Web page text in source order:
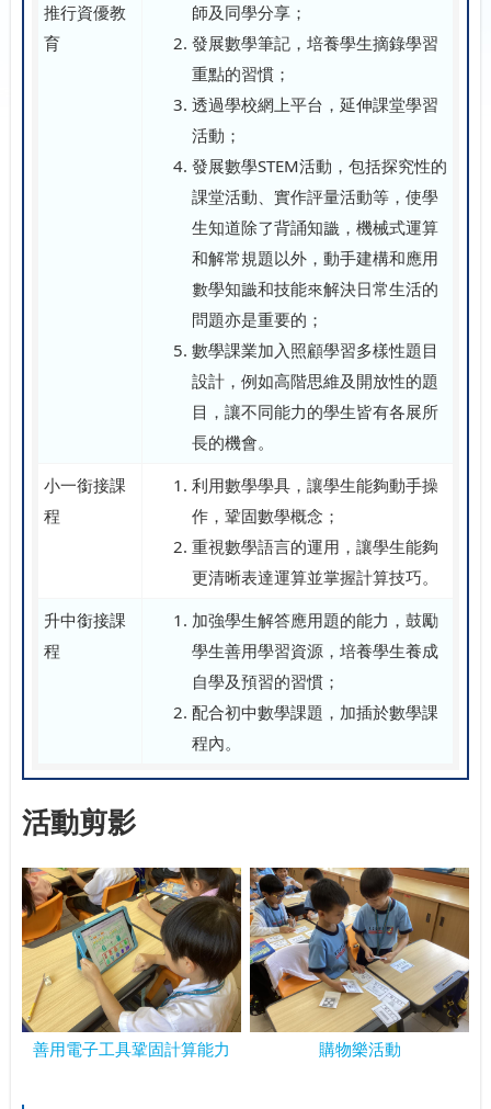
推行資優教
育
師及同學分享；
發展數學筆記，培養學生摘錄學習
重點的習慣；
透過學校網上平台，延伸課堂學習
活動；
發展數學STEM活動，包括探究性的
課堂活動、實作評量活動等，使學
生知道除了背誦知識，機械式運算
和解常規題以外，動手建構和應用
數學知識和技能來解決日常生活的
問題亦是重要的；
數學課業加入照顧學習多樣性題目
設計，例如高階思維及開放性的題
目，讓不同能力的學生皆有各展所
長的機會。
小一銜接課
程
利用數學學具，讓學生能夠動手操
作，鞏固數學概念；
重視數學語言的運用，讓學生能夠
更清晰表達運算並掌握計算技巧。
升中銜接課
程
加強學生解答應用題的能力，鼓勵
學生善用學習資源，培養學生養成
自學及預習的習慣；
配合初中數學課題，加插於數學課
程內。
活動剪影
善用電子工具鞏固計算能力 購物樂活動